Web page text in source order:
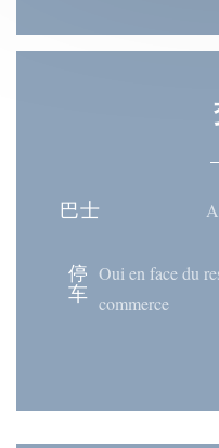
巴士
停
车
Oui en face du
commerce